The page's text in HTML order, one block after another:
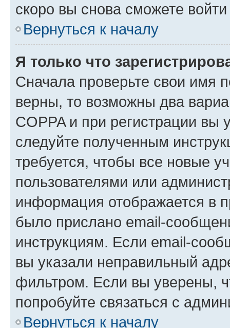
скоро вы снова сможете
Вернуться к началу
Я только что
Сначала проверьте свои имя
верны, то возможны два
COPPA и при регистрации вы
следуйте полученным
требуется, чтобы все новые
пользователями или
информация отображается в
было прислано email-
инструкциям. Если email-
вы указали неправильный
фильтром. Если вы уверены,
попробуйте связаться с
Вернуться к началу